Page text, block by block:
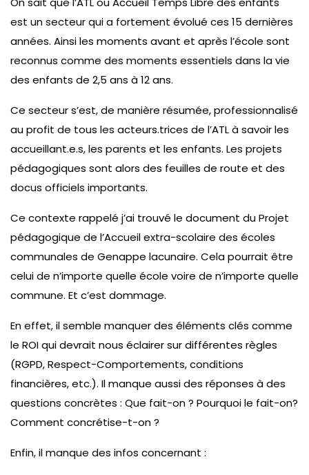
est un secteur qui a fortement évolué ces 15 dernières
années. Ainsi les moments avant et après l’école sont
reconnus comme des moments essentiels dans la vie
des enfants de 2,5 ans à 12 ans.
Ce secteur s’est, de manière résumée, professionnalisé
au profit de tous les acteurs.trices de l’ATL à savoir les
accueillant.e.s, les parents et les enfants. Les projets
pédagogiques sont alors des feuilles de route et des
docus officiels importants.
Ce contexte rappelé j’ai trouvé le document du Projet
pédagogique de l’Accueil extra-scolaire des écoles
communales de Genappe lacunaire. Cela pourrait être
celui de n’importe quelle école voire de n’importe quelle
commune. Et c’est dommage.
En effet, il semble manquer des éléments clés comme
le ROI qui devrait nous éclairer sur différentes règles
(RGPD, Respect-Comportements, conditions
financières, etc.). Il manque aussi des réponses à des
questions concrètes : Que fait-on ? Pourquoi le fait-on?
Comment concrétise-t-on ?
Enfin, il manque des infos concernant :